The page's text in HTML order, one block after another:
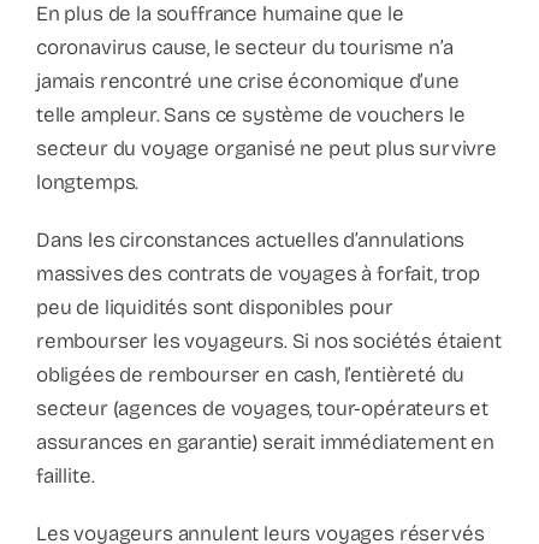
En plus de la souffrance humaine que le
coronavirus cause, le secteur du tourisme n’a
jamais rencontré une crise économique d’une
telle ampleur. Sans ce système de vouchers le
secteur du voyage organisé ne peut plus survivre
longtemps.
Dans les circonstances actuelles d’annulations
massives des contrats de voyages à forfait, trop
peu de liquidités sont disponibles pour
rembourser les voyageurs. Si nos sociétés étaient
obligées de rembourser en cash, l’entièreté du
secteur (agences de voyages, tour-opérateurs et
assurances en garantie) serait immédiatement en
faillite.
Les voyageurs annulent leurs voyages réservés